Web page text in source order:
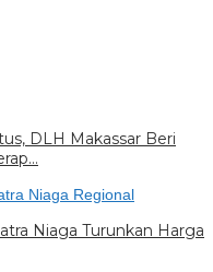
DLH Makassar Beri
Niaga Regional
Niaga Turunkan Harga